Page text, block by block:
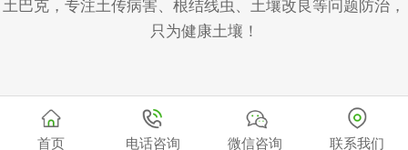
土巴克，专注土传病害、根结线虫、土壤改良等问题防治，
只为健康土壤！
首页 电话咨询 微信咨询 联系我们